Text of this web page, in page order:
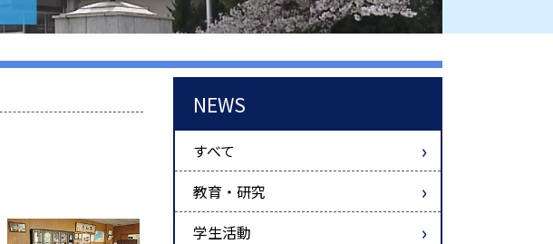
NEWS
すべて
教育・研究
学生活動